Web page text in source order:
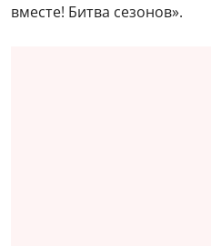
вместе! Битва сезонов».